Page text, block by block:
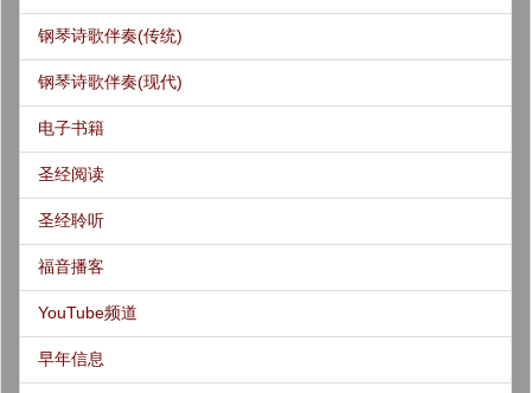
钢琴诗歌伴奏(传统)
钢琴诗歌伴奏(现代)
电子书籍
圣经阅读
圣经聆听
福音播客
YouTube频道
早年信息